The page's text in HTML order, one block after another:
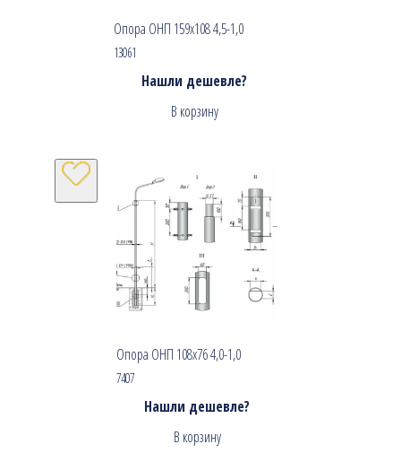
Опора ОНП 159х108 4,5-1,0
13061
Нашли дешевле?
В корзину
Опора ОНП 108х76 4,0-1,0
7407
Нашли дешевле?
В корзину